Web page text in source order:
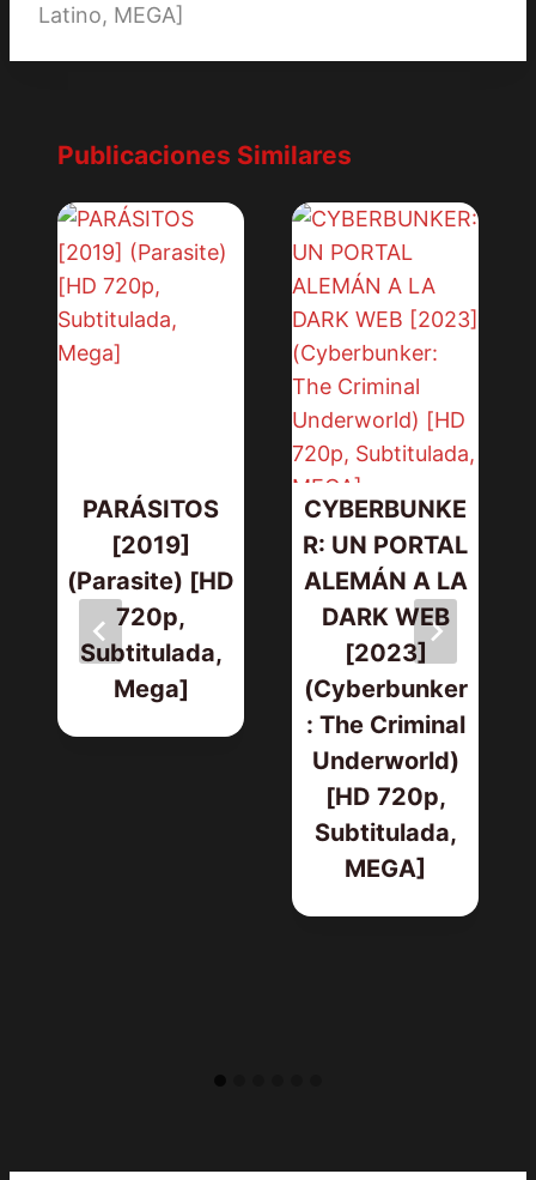
Latino, MEGA]
Publicaciones Similares
PARÁSITOS
[2019]
(Parasite) [HD
720p,
Subtitulada,
Mega]
CYBERBUNKE
R: UN PORTAL
ALEMÁN A LA
DARK WEB
[2023]
(Cyberbunker
: The Criminal
Underworld)
[HD 720p,
Subtitulada,
MEGA]